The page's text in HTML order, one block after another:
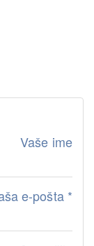
Vaše ime
e-pošta *